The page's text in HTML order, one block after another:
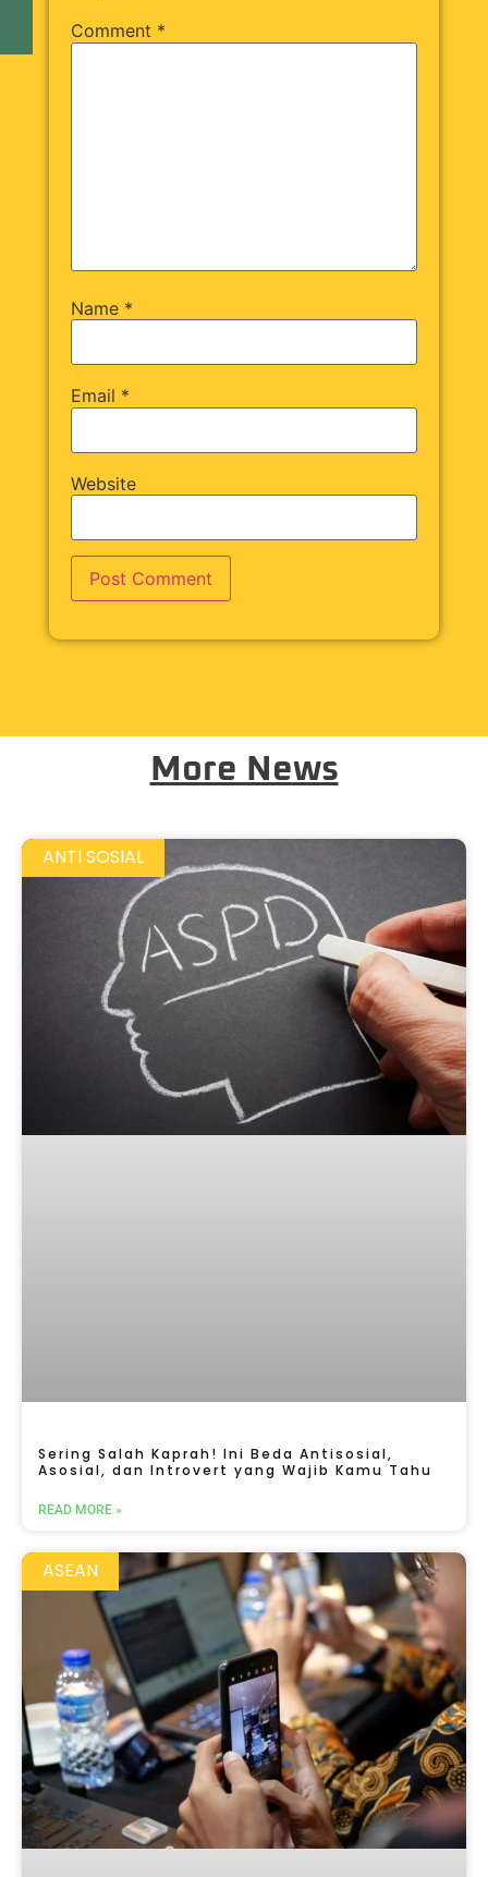
Comment *
Name *
Email *
Website
More News
ANTI SOSIAL
Sering Salah Kaprah! Ini Beda Antisosial,
Asosial, dan Introvert yang Wajib Kamu Tahu
READ MORE »
ASEAN